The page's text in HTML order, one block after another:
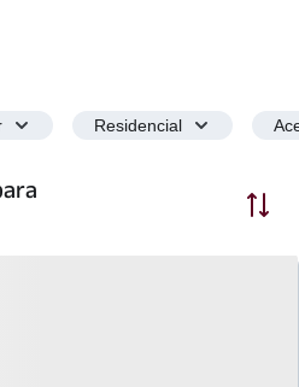
Residencial
Ordenar